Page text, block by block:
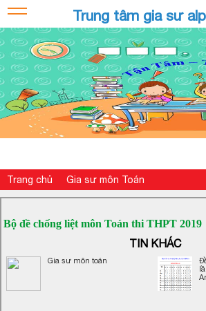
Trung tâm gia sư
Trang chủ Gia sư môn Toán
Bộ đề chống liệt môn Toán thi THPT 2019
TIN KHÁC
Gia sư môn toán